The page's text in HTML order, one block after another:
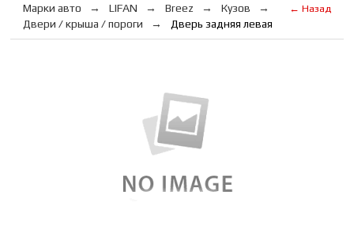
Марки авто LIFAN Breez
Кузов
Двери / крыша / пороги
Дверь задняя левая
← Назад